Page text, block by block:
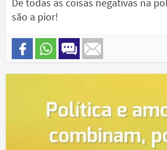
são a pior!